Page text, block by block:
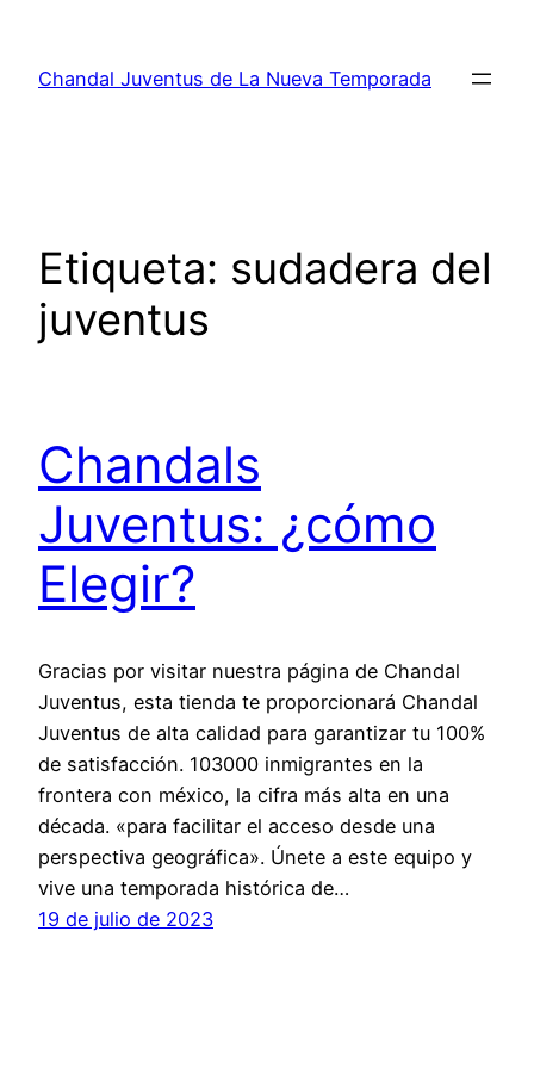
contenido
Chandal Juventus de La Nueva Temporada
Etiqueta: sudadera del
juventus
Chandals
Juventus: ¿cómo
Elegir?
Gracias por visitar nuestra página de Chandal
Juventus, esta tienda te proporcionará Chandal
Juventus de alta calidad para garantizar tu 100%
de satisfacción. 103000 inmigrantes en la
frontera con méxico, la cifra más alta en una
década. «para facilitar el acceso desde una
perspectiva geográfica». Únete a este equipo y
vive una temporada histórica de…
19 de julio de 2023